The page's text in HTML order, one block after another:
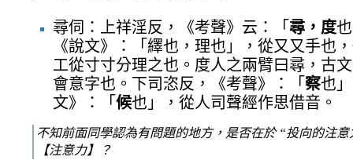
尋伺：上祥淫反，《考聲》云：「 尋，度
《說文》：「繹也，理也」，從又又手也
工從寸寸分理之也。度人之兩臂曰尋，古
會意字也。下司恣反，《考聲》：「 察也
文》：「 候也」，從人司聲經作思借音。
不知前面同學認為有問題的地方，是否在於 “投向的注意
【注意力】？